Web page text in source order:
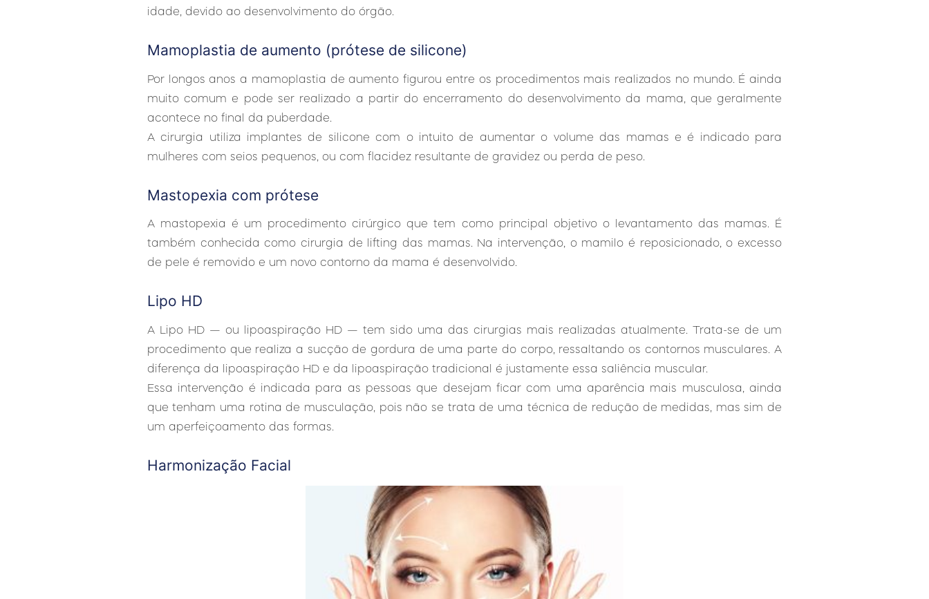
idade, devido ao desenvolvimento do órgão.
Mamoplastia de aumento (prótese de silicone)
Por longos anos a mamoplastia de aumento figurou entre os procedimentos mais realizados no mundo. É ainda
muito comum e pode ser realizado a partir do encerramento do desenvolvimento da mama, que geralmente
acontece no final da puberdade.
A cirurgia utiliza implantes de silicone com o intuito de aumentar o volume das mamas e é indicado para
mulheres com seios pequenos, ou com flacidez resultante de gravidez ou perda de peso.
Mastopexia com prótese
A mastopexia é um procedimento cirúrgico que tem como principal objetivo o levantamento das mamas. É
também conhecida como cirurgia de lifting das mamas. Na intervenção, o mamilo é reposicionado, o excesso
de pele é removido e um novo contorno da mama é desenvolvido.
Lipo HD
A Lipo HD — ou lipoaspiração HD — tem sido uma das cirurgias mais realizadas atualmente. Trata-se de um
procedimento que realiza a sucção de gordura de uma parte do corpo, ressaltando os contornos musculares. A
diferença da lipoaspiração HD e da lipoaspiração tradicional é justamente essa saliência muscular.
Essa intervenção é indicada para as pessoas que desejam ficar com uma aparência mais musculosa, ainda
que tenham uma rotina de musculação, pois não se trata de uma técnica de redução de medidas, mas sim de
um aperfeiçoamento das formas.
Harmonização Facial